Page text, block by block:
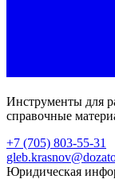
Инструменты для
справочные
+7 (705) 803-55-31
Юридическая